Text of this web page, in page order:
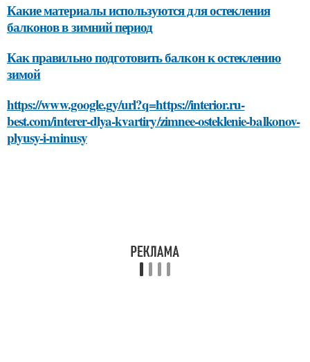
Какие материалы используются для остекления
балконов в зимний период
Как правильно подготовить балкон к остеклению
зимой
https://www.google.gy/url?q=https://interior.ru-
best.com/interer-dlya-kvartiry/zimnee-osteklenie-balkonov-
plyusy-i-minusy